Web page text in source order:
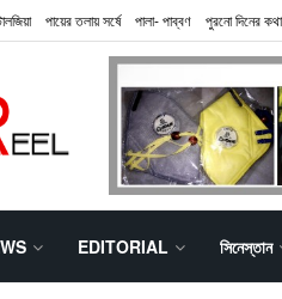
পায়ের তলায় সর্ষে পালা- পাব্বণ পুরনো দিনের কথা
EDITORIAL সিনেস্তান